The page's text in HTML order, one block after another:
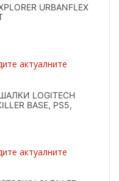
URBANFLEX
актуалните
LOGITECH
BASE, PS5,
актуалните